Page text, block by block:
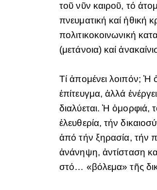
τοῦ νῦν καιροῦ, τό
πνευματική καί ἠθική
πολιτικοκοινωνική
(μετάνοια) καί
Τί ἀπομένει λοιπόν; Ἡ
ἐπίτευγμα, ἀλλά
διαλύεται. Ἡ ὀμορφιά,
ἐλευθερία, τήν
ἀπό τήν ξηρασία, τήν
ἀνάνηψη, ἀντίσταση
στό… «βόλεμα» τῆς